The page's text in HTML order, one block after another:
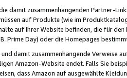
damit zusammenhängenden Partner-
auf Produkte (wie im
auf Ihrer Website befinden, die für
Prime Day) oder die Homepages
und damit zusammenhängende
Amazon-Website endet. Falls Sie
dass Amazon auf ausgewählte